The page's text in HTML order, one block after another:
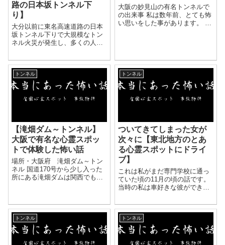
路の日本坂トンネル下
り】
大分以前に東名高速道路の日本
坂トンネル下りで大規模なトン
ネル火災が発生し、多くの人が
ネルは復興工事をして再開通し
ました。 その数年後のことで
す。 深夜（０時頃）、御前崎ま
で行こうと一人でこのト...
大阪の妙見山の有名トンネルで
の出来事 私は数年前、とても怖
い思いをした事があります。 ま
です。 もちろん私...
トンネル
【滝畑ダム～トンネル】
大阪で有名な心霊スポッ
トで体験した怖い話
場所・大阪府 滝畑ダム～トン
ネル 国道170号から少し入った
所にある滝畑ダムは関西でも有
す。 体験談 運転席と助手席に
男友達、私と女友達が後...
トンネル
ついてきてしまった女が
次々に【東北地方のとあ
る心霊スポットにドライ
ブ】
これは私がまだ専門学校に通っ
ていた頃の11月の頃の話です。
当時の私は車好きな彼ができ、
彼氏などとでドライブに行った
り山に車を走らせに行っていま
した。 ただ唯一私が拒んだのは
心霊スポットに行くというこ...
トンネル トンネル